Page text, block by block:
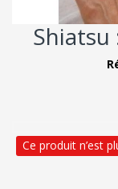
Ce produit n’est